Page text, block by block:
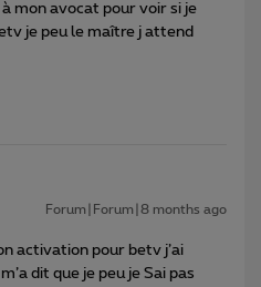
à mon avocat pour voir si je
je peu le maître j attend
Forum|Forum|8 months ago
activation pour betv j’ai
dit que je peu je Sai pas